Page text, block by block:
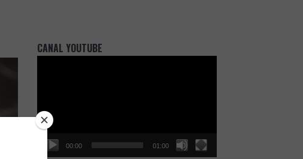
CANAL YOUTUBE
00:00 01:00